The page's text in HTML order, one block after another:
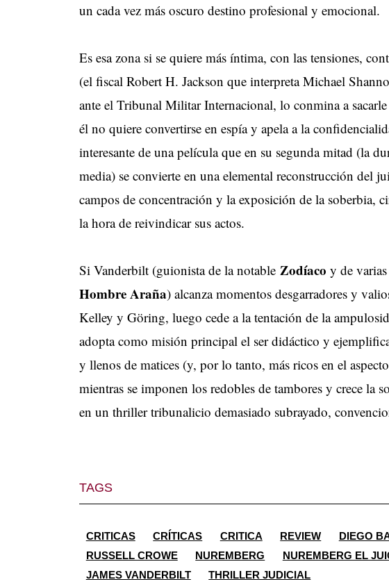
un cada vez más oscuro destino profesional y emocional.
Es esa zona si se quiere más íntima, con las tensiones,
(el fiscal Robert H. Jackson que interpreta Michael
ante el Tribunal Militar Internacional, lo conmina a
él no quiere convertirse en espía y apela a la
interesante de una película que en su segunda mitad (la
media) se convierte en una elemental reconstrucción del
campos de concentración y la exposición de la soberbia,
la hora de reivindicar sus actos.
Si Vanderbilt (guionista de la notable Zodíaco y de
Hombre Araña) alcanza momentos desgarradores y
Kelley y Göring, luego cede a la tentación de la
adopta como misión principal el ser didáctico y
y llenos de matices (y, por lo tanto, más ricos en el
mientras se imponen los redobles de tambores y crece la
en un thriller tribunalicio demasiado subrayado,
TAGS
CRITICAS CRÍTICAS CRITICA REVIEW DIEGO
RUSSELL CROWE
NUREMBERG NUREMBERG EL
JAMES VANDERBILT
THRILLER JUDICIAL